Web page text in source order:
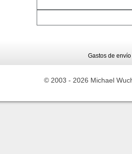
Gastos de envío
© 2003 - 2026 Michael